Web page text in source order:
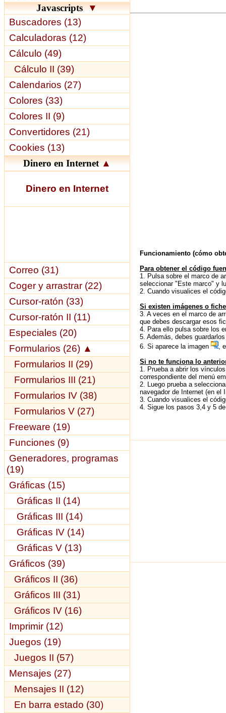
Javascripts▼
Buscadores (13)
Calculadoras (12)
Cálculo (49)
Cálculo II (39)
Calendarios (27)
Colores (33)
Colores II (9)
Convertidores (21)
Cookies (13)
Dinero en Internet▲
Dinero en Internet
Correo (31)
Coger y arrastrar (22)
Cursor-ratón (33)
Cursor-ratón II (11)
Especiales (20)
Formularios (26) ▲
Formularios II (29)
Formularios III (21)
Formularios IV (38)
Formularios V (27)
Freeware (19)
Funciones (9)
Generadores, programas
(19)
Gráficas (15)
Gráficas II (14)
Gráficas III (14)
Gráficas IV (14)
Gráficas V (13)
Gráficos (39)
Gráficos II (36)
Gráficos III (31)
Gráficos IV (16)
Imprimir (12)
Juegos (19)
Juegos II (57)
Mensajes (27)
Mensajes II (12)
En barra estado (30)
Funcionamiento (cómo
Para obtener el código
1. Pulsa sobre el marco de
seleccionar "Este marco" y
2. Cuando visualices el
Si existen imágenes o
3. A veces en el marco de
que debes descargar esos
4. Para ello pulsa sobre los
5. Además, debes
6. Si aparece la imagen
,
Si no te funciona lo
1. Prueba a abrir los
correspondiente del menú
2. Luego prueba a
navegador de Internet (en el
3. Cuando visualices el
4. Sigue los pasos 3,4 y 5